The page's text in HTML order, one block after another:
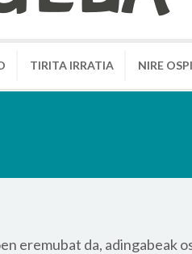
TIRITA IRRATIA NIRE
eremubat da, adingabeak